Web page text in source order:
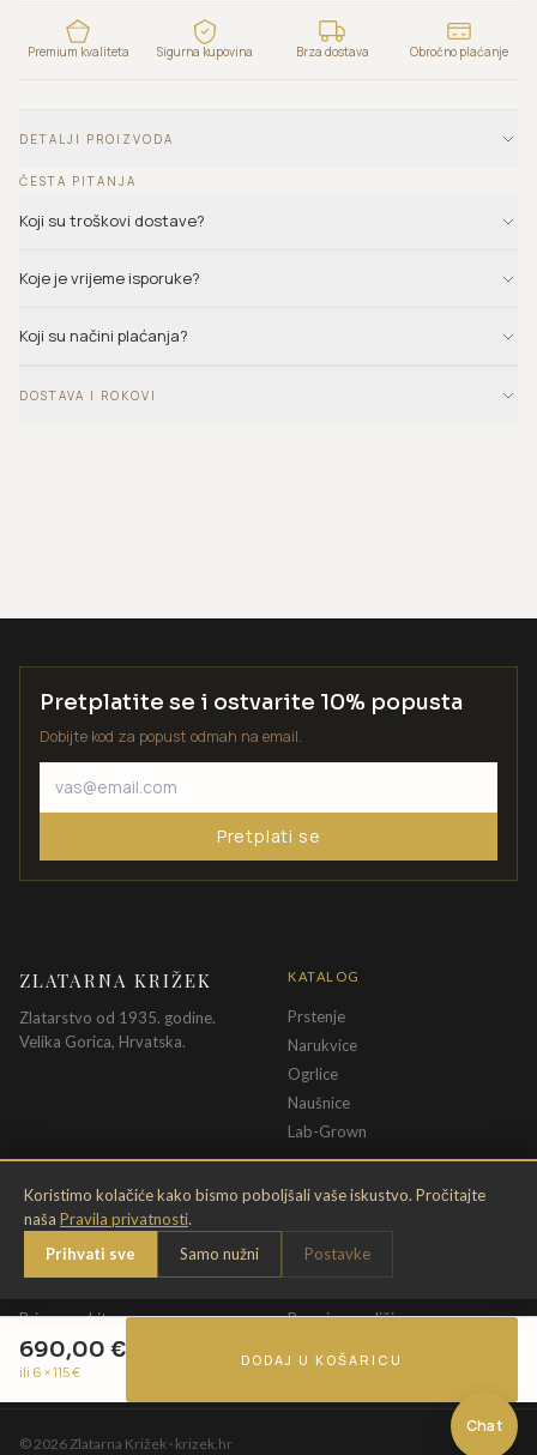
Premium kvaliteta Sigurna kupovina Brza dostava Obročno plaćanje
DETALJI PROIZVODA
ČESTA PITANJA
Koji su troškovi dostave?
Koje je vrijeme isporuke?
Koji su načini plaćanja?
DOSTAVA I ROKOVI
690,00 €
ili 6 ×115€
DODAJ U KOŠARICU
Chat
Koristimo kolačiće kako bismo poboljšali vaše iskustvo. Pročitajte
naša Pravila privatnosti.
Prihvati sve
Samo nužni Postavke
Pretplatite se i ostvarite 10% popusta
Dobijte kod za popust odmah na email.
Pretplati se
ZLATARNA KRIŽEK
Zlatarstvo od 1935. godine.
Velika Gorica, Hrvatska.
KATALOG
Prstenje
Narukvice
Ogrlice
Naušnice
Lab-Grown
INFORMACIJE
O nama
Kontakt
Briga o nakitu
Jamstvo
PRAVNE ODREDBE
Pravila privatnosti
Opći uvjeti
Promjena veličine
©2026Zlatarna Križek · krizek.hr